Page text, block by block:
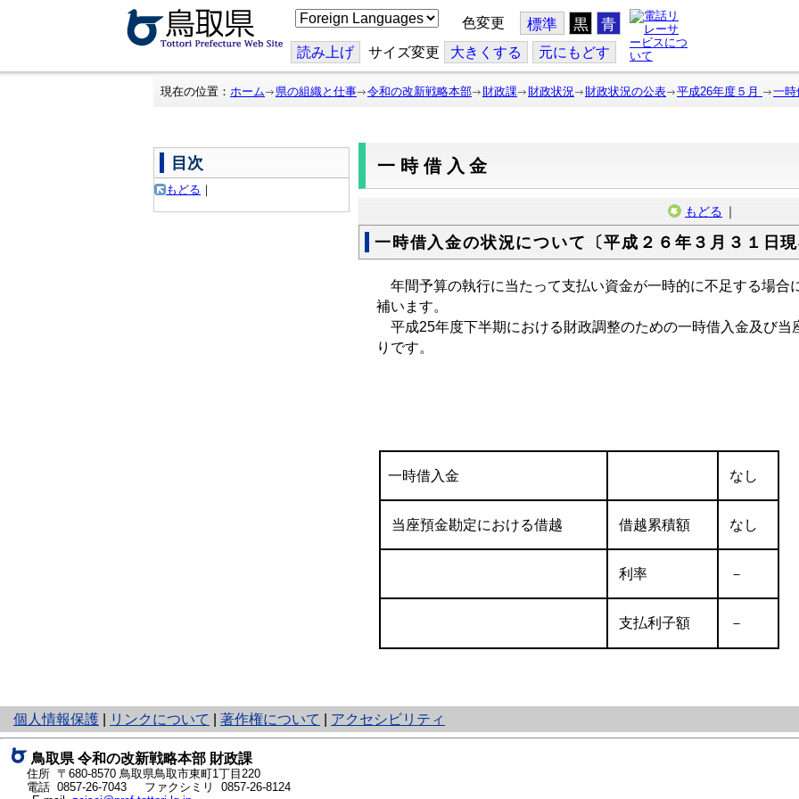
こ
の
ジ
を
翻
色変更 標準 黒 青
読み上げ サイズ変更 大きくする 元にもどす
現在の位置： ホーム 県の組織と仕事 令和の改新戦略本部 財政課 財政状況 財政状況の公表 平成26年度５月 一時
目次
もどる ｜
一時借入金
もどる ｜
一時借入金の状況について〔平成２６年３月３１日現
年間予算の執行に当たって支払い資金が一時的に不足する場合
補います。
平成25年度下半期における財政調整のための一時借入金及び当
りです。
一時借入金 なし
当座預金勘定における借越 借越累積額 なし
利率 －
支払利子額 －
個人情報保護
と
り
ネ
ッ
ト
リンクについて 著作権について アクセシビリティ
鳥取県 令和の改新戦略本部 財政課
住所 〒680-8570 鳥取県鳥取市東町1丁目220
電話 0857-26-7043
ファクシミリ 0857-26-8124